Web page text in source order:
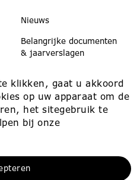
Nieuws
Belangrijke documenten
& jaarverslagen
Medezeggenschap
010 – 453 75 00
klikken, gaat u akkoord
op uw apparaat om de
het sitegebruik te
bij onze